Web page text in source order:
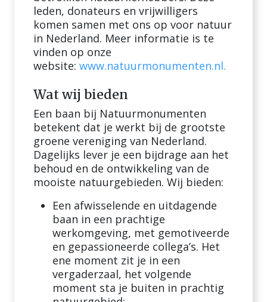
leden, donateurs en vrijwilligers
komen samen met ons op voor natuur
in Nederland. Meer informatie is te
vinden op onze
website: www.natuurmonumenten.nl.
Wat wij bieden
Een baan bij Natuurmonumenten
betekent dat je werkt bij de grootste
groene vereniging van Nederland.
Dagelijks lever je een bijdrage aan het
behoud en de ontwikkeling van de
mooiste natuurgebieden. Wij bieden:
Een afwisselende en uitdagende
baan in een prachtige
werkomgeving, met gemotiveerde
en gepassioneerde collega’s. Het
ene moment zit je in een
vergaderzaal, het volgende
moment sta je buiten in prachtig